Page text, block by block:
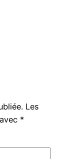
Les
*